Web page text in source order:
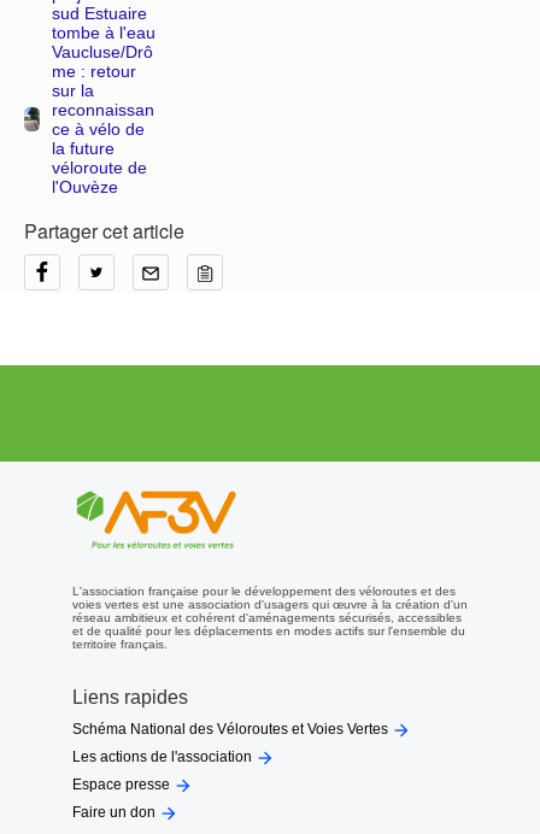
sud Estuaire
tombe à l'eau
Vaucluse/Drô
me : retour
sur la
reconnaissan
ce à vélo de
la future
véloroute de
l'Ouvèze
Partager cet article
L'association française pour le développement des véloroutes et des
voies vertes est une association d'usagers qui œuvre à la création d'un
réseau ambitieux et cohérent d'aménagements sécurisés, accessibles
et de qualité pour les déplacements en modes actifs sur l'ensemble du
territoire français.
Liens rapides
Schéma National des Véloroutes et Voies Vertes 
Les actions de l'association 
Espace presse 
Faire un don 